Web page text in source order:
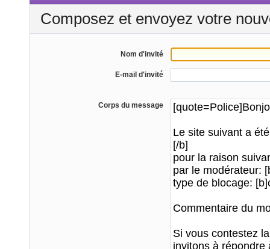
Composez et envoyez votre
Nom d'invité
E-mail d'invité
Corps du message